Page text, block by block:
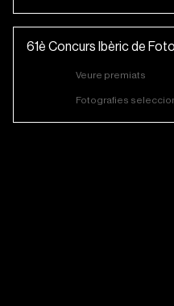
61è Concurs Ibèric de
Veure premiats
Fotografies